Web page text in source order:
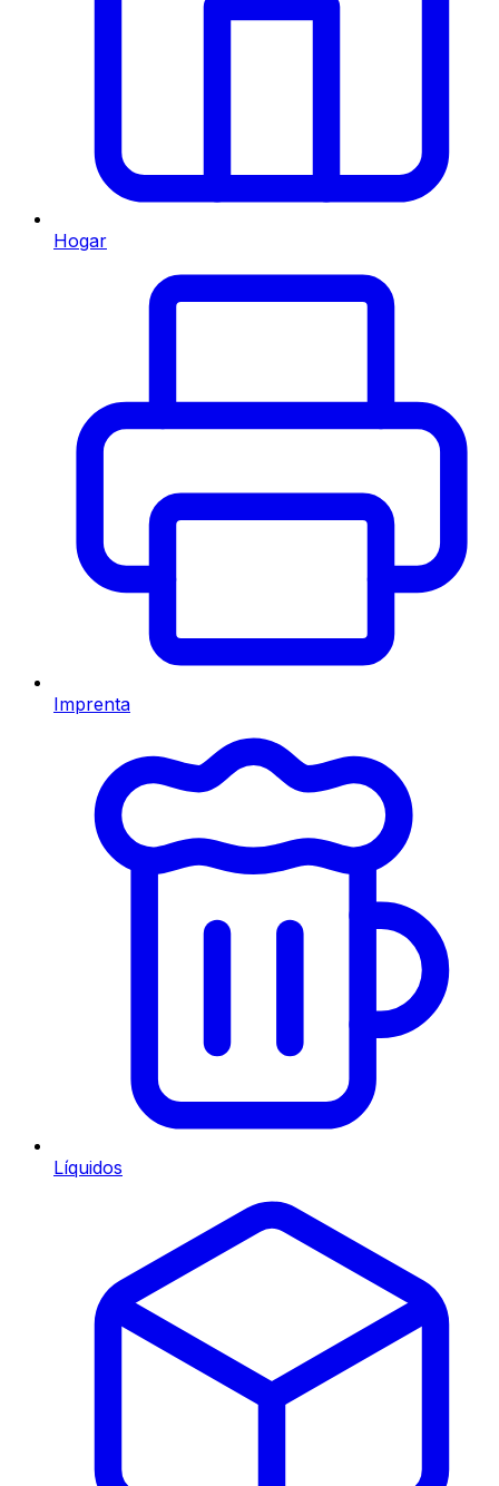
Hogar
Imprenta
Líquidos